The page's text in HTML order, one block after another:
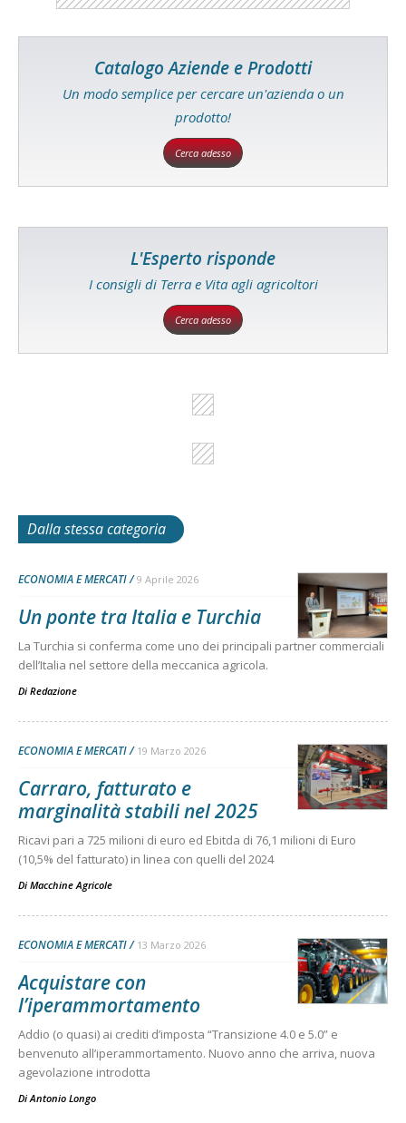
Catalogo Aziende e Prodotti
Un modo semplice per cercare un'azienda o un
prodotto!
Cerca adesso
L'Esperto risponde
I consigli di Terra e Vita agli agricoltori
Cerca adesso
Dalla stessa categoria
ECONOMIA E MERCATI 9 Aprile 2026
Un ponte tra Italia e Turchia
La Turchia si conferma come uno dei principali partner commerciali
dell’Italia nel settore della meccanica agricola.
Di Redazione
ECONOMIA E MERCATI 19 Marzo 2026
Carraro, fatturato e
marginalità stabili nel 2025
Ricavi pari a 725 milioni di euro ed Ebitda di 76,1 milioni di Euro
(10,5% del fatturato) in linea con quelli del 2024
Di Macchine Agricole
ECONOMIA E MERCATI 13 Marzo 2026
Acquistare con
l’iperammortamento
Addio (o quasi) ai crediti d’imposta “Transizione 4.0 e 5.0” e
benvenuto all’iperammortamento. Nuovo anno che arriva, nuova
agevolazione introdotta
Di Antonio Longo